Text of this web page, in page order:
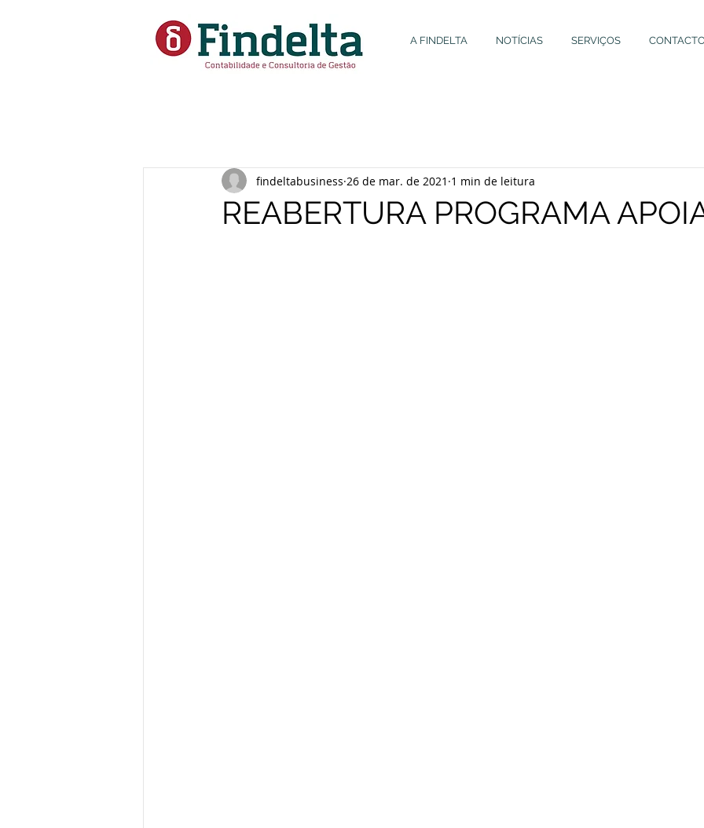
A FINDELTA NOTÍCIAS SERVIÇOS
REABERTURA PROGRAMA
findeltabusiness 26 de mar. de 2021 1 min de leitura